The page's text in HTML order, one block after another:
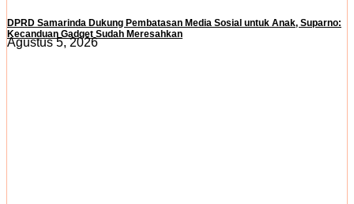
DPRD Samarinda Dukung Pembatasan Media Sosial untuk Anak, Suparno:
Kecanduan Gadget Sudah Meresahkan
Agustus 5, 2026